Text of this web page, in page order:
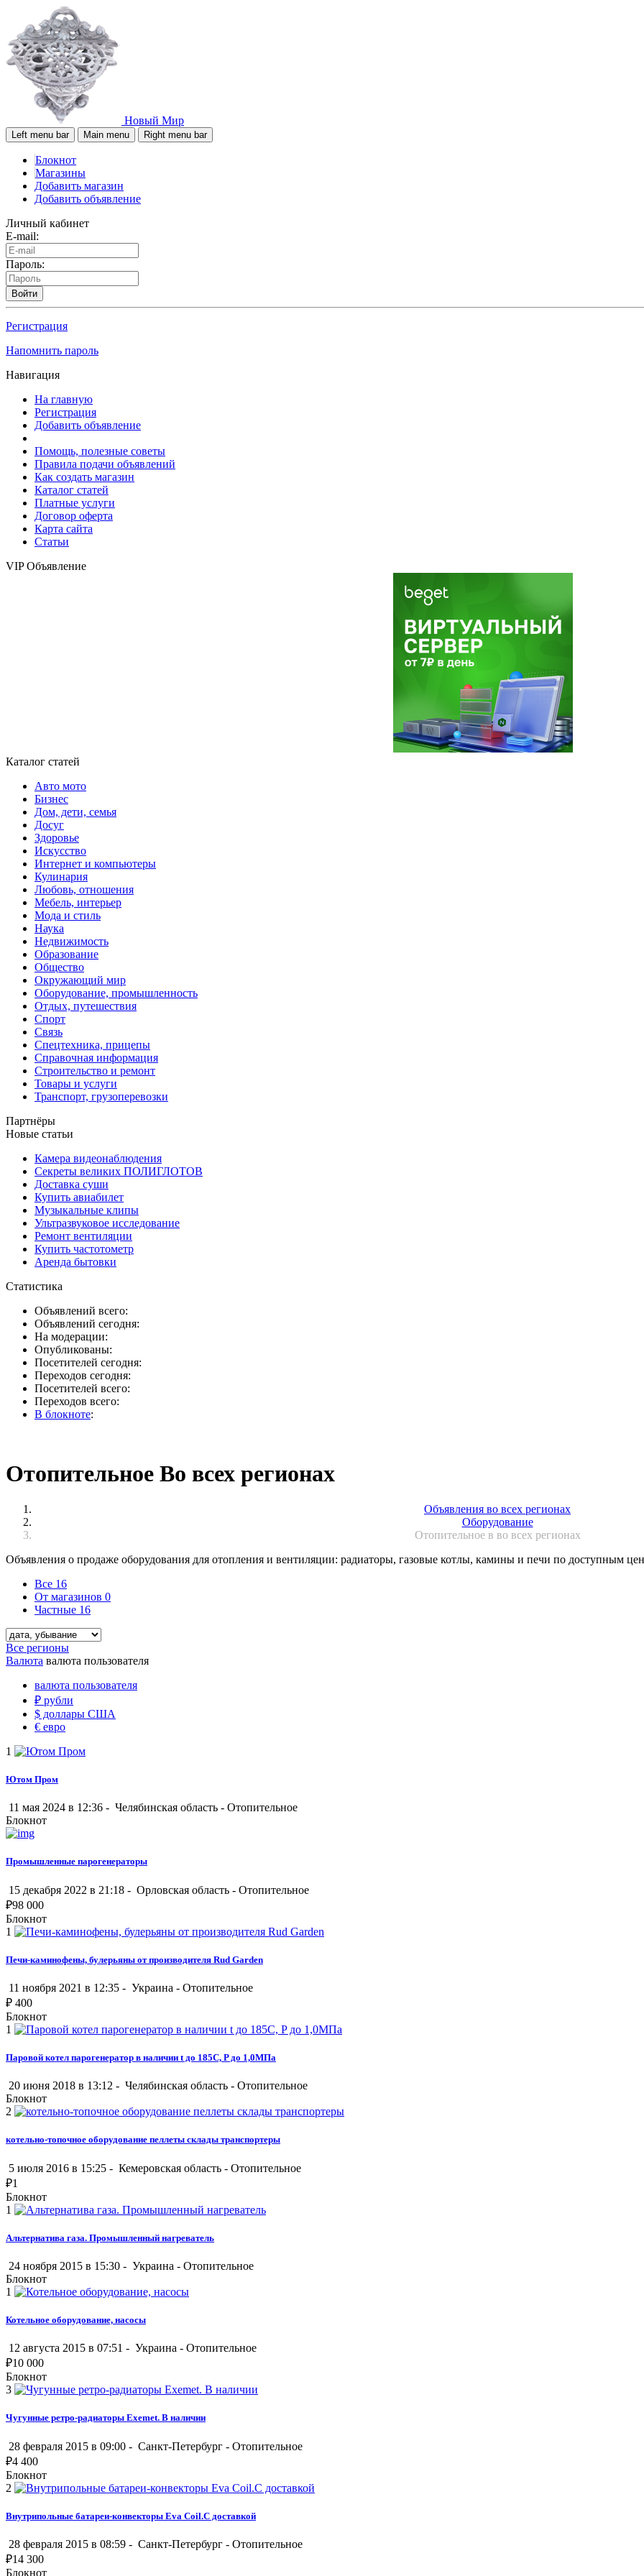
Новый Мир
Left menu bar Main menu Right menu bar
Блокнот
Магазины
Добавить магазин
Добавить объявление
Личный кабинет
E-mail:
Пароль:
Войти
Регистрация
Напомнить пароль
Навигация
На главную
Регистрация
Добавить объявление
Помощь, полезные советы
Правила подачи объявлений
Как создать магазин
Каталог статей
Платные услуги
Договор оферта
Карта сайта
Статьи
VIP Объявление
Каталог статей
Авто мото
Бизнес
Дом, дети, семья
Досуг
Здоровье
Искусство
Интернет и компьютеры
Кулинария
Любовь, отношения
Мебель, интерьер
Мода и стиль
Наука
Недвижимость
Образование
Общество
Окружающий мир
Оборудование, промышленность
Отдых, путешествия
Спорт
Связь
Спецтехника, прицепы
Справочная информация
Строительство и ремонт
Товары и услуги
Транспорт, грузоперевозки
Партнёры
Новые статьи
Камера видеонаблюдения
Секреты великих ПОЛИГЛОТОВ
Доставка суши
Купить авиабилет
Музыкальные клипы
Ультразвуковое исследование
Ремонт вентиляции
Купить частотометр
Аренда бытовки
Статистика
Объявлений всего:
Объявлений сегодня:
На модерации:
Опубликованы:
Посетителей сегодня:
Переходов сегодня:
Посетителей всего:
Переходов всего:
В блокноте:
Отопительное Во всех регионах
Объявления во всех регионах
Оборудование
Отопительное в во всех регионах
Объявления о продаже оборудования для отопления и вентиляции: радиаторы, газовые котлы, камины и печи по доступным
Все 16
От магазинов 0
Частные 16
Все регионы
Валюта валюта пользователя
валюта пользователя
₽ рубли
$ доллары США
€ евро
1
Ютом Пром
11 мая 2024 в 12:36 - Челябинская область - Отопительное
Блокнот
Промышленные парогенераторы
15 декабря 2022 в 21:18 - Орловская область - Отопительное
₽98 000
Блокнот
1
Печи-каминофены, булерьяны от производителя Rud Garden
11 ноября 2021 в 12:35 - Украина - Отопительное
₽ 400
Блокнот
1
Паровой котел парогенератор в наличии t до 185С, P до 1,0МПа
20 июня 2018 в 13:12 - Челябинская область - Отопительное
Блокнот
2
котельно-топочное оборудование пеллеты склады транспортеры
5 июля 2016 в 15:25 - Кемеровская область - Отопительное
₽1
Блокнот
1
Альтернатива газа. Промышленный нагреватель
24 ноября 2015 в 15:30 - Украина - Отопительное
Блокнот
1
Котельное оборудование, насосы
12 августа 2015 в 07:51 - Украина - Отопительное
₽10 000
Блокнот
3
Чугунные ретро-радиаторы Exemet. В наличии
28 февраля 2015 в 09:00 - Санкт-Петербург - Отопительное
₽4 400
Блокнот
2
Внутрипольные батареи-конвекторы Eva Coil.С доставкой
28 февраля 2015 в 08:59 - Санкт-Петербург - Отопительное
₽14 300
Блокнот